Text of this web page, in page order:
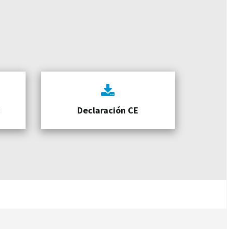
Declaración CE